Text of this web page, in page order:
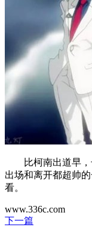
比柯南出道早，
出场和离开都超帅
看。
www.336c.com
下一篇